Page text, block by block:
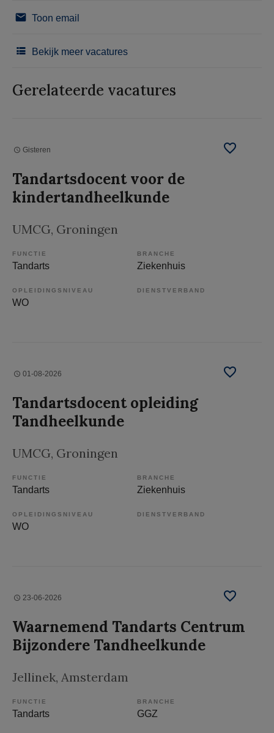
Toon email
Bekijk meer vacatures
Gerelateerde vacatures
Gisteren
Tandartsdocent voor de
kindertandheelkunde
UMCG, Groningen
FUNCTIE
Tandarts
BRANCHE
Ziekenhuis
OPLEIDINGSNIVEAU
WO
DIENSTVERBAND
01-08-2026
Tandartsdocent opleiding
Tandheelkunde
UMCG, Groningen
FUNCTIE
Tandarts
BRANCHE
Ziekenhuis
OPLEIDINGSNIVEAU
WO
DIENSTVERBAND
23-06-2026
Waarnemend Tandarts Centrum
Bijzondere Tandheelkunde
Jellinek, Amsterdam
FUNCTIE
Tandarts
BRANCHE
GGZ